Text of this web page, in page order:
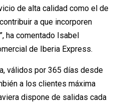
de alta calidad como el de
a que incorporen
ha comentado Isabel
de Iberia Express.
válidos por 365 días desde
a los clientes máxima
dispone de salidas cada